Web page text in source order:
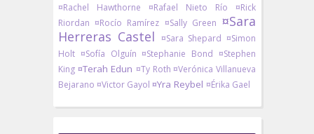
¤Rachel Hawthorne
¤Rafael Nieto Río
¤Rick
Riordan ¤Rocío Ramírez ¤Sally Green ¤Sara
Herreras Castel
¤Sara Shepard ¤Simon
Holt ¤Sofía Olguín ¤Stephanie Bond ¤Stephen
King ¤Terah Edun ¤Ty Roth ¤Verónica Villanueva
Bejarano ¤Victor Gayol ¤Yra Reybel ¤Érika Gael